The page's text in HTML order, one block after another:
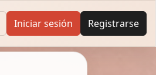
Iniciar sesión Registrarse